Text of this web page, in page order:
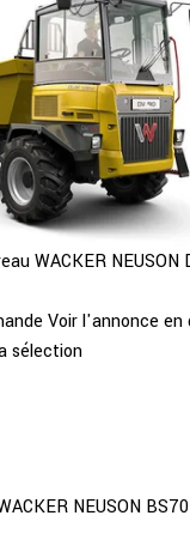
WACKER NEUSON
Voir l'annonce en
sélection
NEUSON